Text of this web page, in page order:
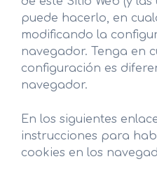
puede hacerlo, en
modificando la
navegador. Tenga en
configuración es
navegador.
En los siguientes
instrucciones para
cookies en los